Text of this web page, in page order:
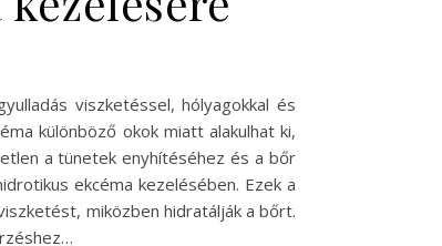
viszketéssel, hólyagokkal és
különböző okok miatt alakulhat ki,
a tünetek enyhítéséhez és a bőr
ekcéma kezelésében. Ezek a
miközben hidratálják a bőrt.